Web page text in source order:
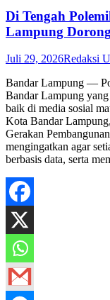
Di Tengah
Lampung
Juli 29, 2026Redaksi
Bandar Lampung —
Bandar Lampung
baik di media sosial
Kota Bandar
Gerakan
mengingatkan agar
berbasis data, serta